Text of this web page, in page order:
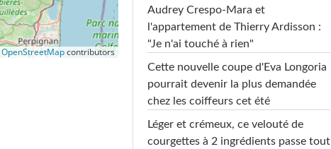
OpenStreetMapcontributors
Audrey Crespo-Mara et
l'appartement de Thierry Ardisson :
"Je n'ai touché à rien"
Cette nouvelle coupe d'Eva Longoria
pourrait devenir la plus demandée
chez les coiffeurs cet été
Léger et crémeux, ce velouté de
courgettes à 2 ingrédients passe tout